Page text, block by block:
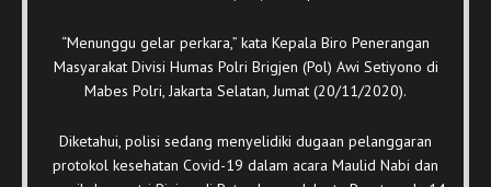
“Menunggu gelar perkara,” kata Kepala Biro Penerangan
Masyarakat Divisi Humas Polri Brigjen (Pol) Awi Setiyono di
Mabes Polri, Jakarta Selatan, Jumat (20/11/2020).
Diketahui, polisi sedang menyelidiki dugaan pelanggaran
protokol kesehatan Covid-19 dalam acara Maulid Nabi dan